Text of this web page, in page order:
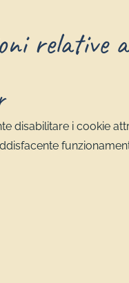
relative
disabilitare i cookie